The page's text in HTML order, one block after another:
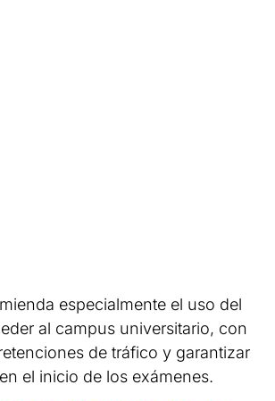
especialmente el uso del
al campus universitario, con
de tráfico y garantizar
el inicio de los exámenes.